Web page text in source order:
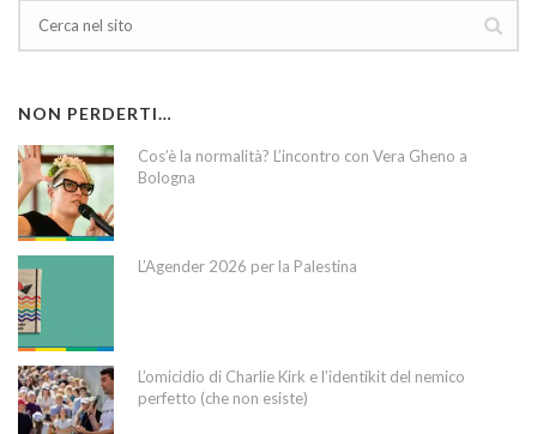
NON PERDERTI…
Cos’è la normalità? L’incontro con Vera Gheno a
Bologna
L’Agender 2026 per la Palestina
L’omicidio di Charlie Kirk e l’identikit del nemico
perfetto (che non esiste)